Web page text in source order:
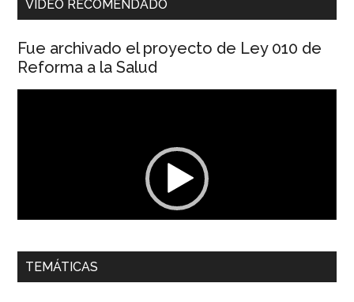
VIDEO RECOMENDADO
Fue archivado el proyecto de Ley 010 de
Reforma a la Salud
00:00 01:04
Dra. Carolina Corcho Mejía,Presidenta Corporación
TEMÁTICAS